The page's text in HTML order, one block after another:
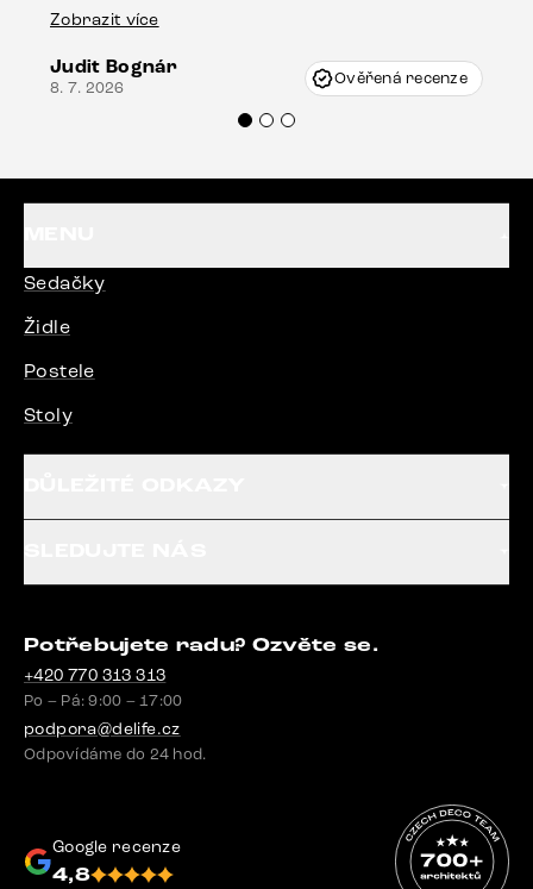
drobné poškození u nohy stolu, které mohlo
Vincze mi velmi korektně vyšli vstříc.
Doporučuji produkty Delife všem.“
Zobrazit více
Judit Bognár
8. 7. 2026 Ověřená recenze
Sedačky
Židle
Postele
Stoly
Potřebujete radu? Ozvěte se.
+420 770 313 313
Po – Pá: 9:00 – 17:00
podpora@delife.cz
Odpovídáme do 24 hod.
Google recenze
4,8